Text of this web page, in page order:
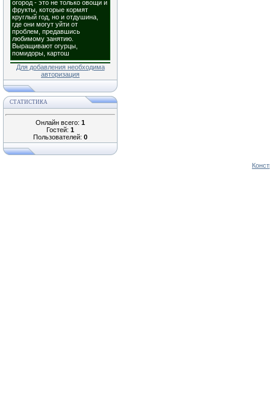
Для добавления необходима
авторизация
СТАТИСТИКА
Онлайн всего: 1
Гостей: 1
Пользователей: 0